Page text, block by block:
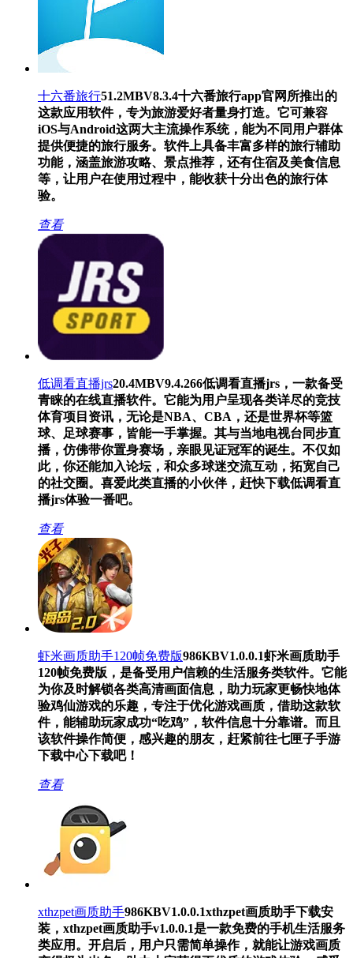
十六番旅行51.2MBV8.3.4十六番旅行app官网所推出的
这款应用软件，专为旅游爱好者量身打造。它可兼容
iOS与Android这两大主流操作系统，能为不同用户群体
提供便捷的旅行服务。软件上具备丰富多样的旅行辅助
功能，涵盖旅游攻略、景点推荐，还有住宿及美食信息
等，让用户在使用过程中，能收获十分出色的旅行体
验。
查看
低调看直播jrs20.4MBV9.4.266低调看直播jrs，一款备受
青睐的在线直播软件。它能为用户呈现各类详尽的竞技
体育项目资讯，无论是NBA、CBA，还是世界杯等篮
球、足球赛事，皆能一手掌握。其与当地电视台同步直
播，仿佛带你置身赛场，亲眼见证冠军的诞生。不仅如
此，你还能加入论坛，和众多球迷交流互动，拓宽自己
的社交圈。喜爱此类直播的小伙伴，赶快下载低调看直
播jrs体验一番吧。
查看
虾米画质助手120帧免费版986KBV1.0.0.1虾米画质助手
120帧免费版，是备受用户信赖的生活服务类软件。它能
为你及时解锁各类高清画面信息，助力玩家更畅快地体
验鸡仙游戏的乐趣，专注于优化游戏画质，借助这款软
件，能辅助玩家成功“吃鸡”，软件信息十分靠谱。而且
该软件操作简便，感兴趣的朋友，赶紧前往七匣子手游
下载中心下载吧！
查看
xthzpet画质助手986KBV1.0.0.1xthzpet画质助手下载安
装，xthzpet画质助手v1.0.0.1是一款免费的手机生活服务
类应用。开启后，用户只需简单操作，就能让游戏画质